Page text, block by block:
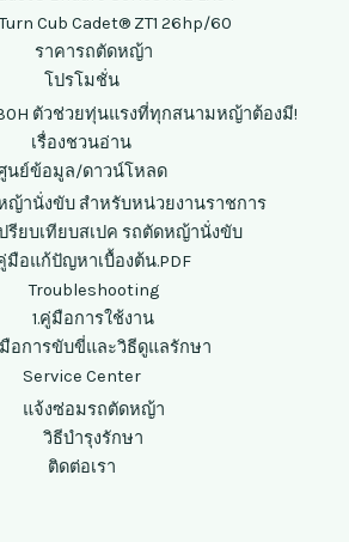
Cub Cadet® ZT1 26hp/60
ราคารถตัดหญ้า
โปรโมชั่น
ตัวช่วยทุ่นแรงที่ทุกสนามหญ้าต้องมี!
เรื่องชวนอ่าน
นย์ข้อมูล/ดาวน์โหลด
หญ้านั่งขับ สำหรับหน่วยงานราชการ
ปรียบเทียบสเปค รถตัดหญ้านั่งขับ
มือแก้ปัญหาเบื้องต้น.PDF
Troubleshooting
1.คู่มือการใช้งาน
อการขับขี่และวิธีดูแลรักษา
Service Center
แจ้งซ่อมรถตัดหญ้า
วิธีบำรุงรักษา
ติดต่อเรา